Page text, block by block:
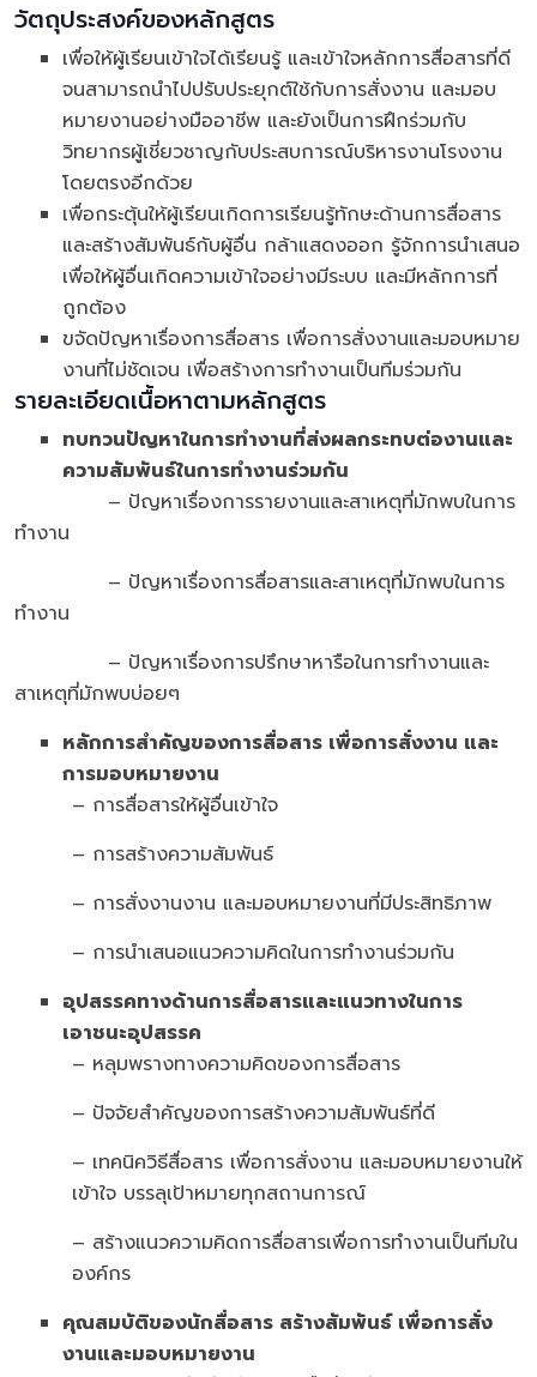
วัตถุประสงค์ของหลักสูตร
เพื่อให้ผู้เรียนเข้าใจได้เรียนรู้ และเข้าใจหลักการสื่อสารที่ดี
จนสามารถนำไปปรับประยุกต์ใช้กับการสั่งงาน และมอบ
หมายงานอย่างมืออาชีพ และยังเป็นการฝึกร่วมกับ
วิทยากรผู้เชี่ยวชาญกับประสบการณ์บริหารงานโรงงาน
โดยตรงอีกด้วย
เพื่อกระตุ้นให้ผู้เรียนเกิดการเรียนรู้ทักษะด้านการสื่อสาร
และสร้างสัมพันธ์กับผู้อื่น กล้าแสดงออก รู้จักการนำเสนอ
เพื่อให้ผู้อื่นเกิดความเข้าใจอย่างมีระบบ และมีหลักการที่
ถูกต้อง
ขจัดปัญหาเรื่องการสื่อสาร เพื่อการสั่งงานและมอบหมาย
งานที่ไม่ชัดเจน เพื่อสร้างการทำงานเป็นทีมร่วมกัน
รายละเอียดเนื้อหาตามหลักสูตร
ทบทวนปัญหาในการทำงานที่ส่งผลกระทบต่องานและ
ความสัมพันธ์ในการทำงานร่วมกัน
– ปัญหาเรื่องการรายงานและสาเหตุที่มักพบในการ
ทำงาน
– ปัญหาเรื่องการสื่อสารและสาเหตุที่มักพบในการ
ทำงาน
– ปัญหาเรื่องการปรึกษาหารือในการทำงานและ
สาเหตุที่มักพบบ่อยๆ
หลักการสำคัญของการสื่อสาร เพื่อการสั่งงาน และ
การมอบหมายงาน
– การสื่อสารให้ผู้อื่นเข้าใจ
– การสร้างความสัมพันธ์
– การสั่งงานงาน และมอบหมายงานที่มีประสิทธิภาพ
– การนำเสนอแนวความคิดในการทำงานร่วมกัน
อุปสรรคทางด้านการสื่อสารและแนวทางในการ
เอาชนะอุปสรรค
– หลุมพรางทางความคิดของการสื่อสาร
– ปัจจัยสำคัญของการสร้างความสัมพันธ์ที่ดี
– เทคนิควิธีสื่อสาร เพื่อการสั่งงาน และมอบหมายงานให้
เข้าใจ บรรลุเป้าหมายทุกสถานการณ์
– สร้างแนวความคิดการสื่อสารเพื่อการทำงานเป็นทีมใน
องค์กร
คุณสมบัติของนักสื่อสาร สร้างสัมพันธ์ เพื่อการสั่ง
งานและมอบหมายงาน